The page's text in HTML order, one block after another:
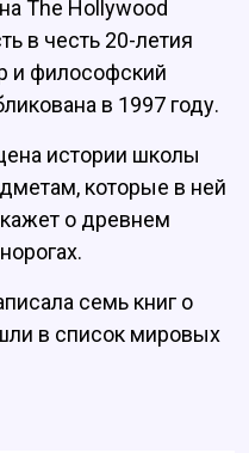
The Hollywood
в честь 20-летия
и философский
в 1997 году.
истории школы
которые в ней
о древнем
семь книг о
в список мировых